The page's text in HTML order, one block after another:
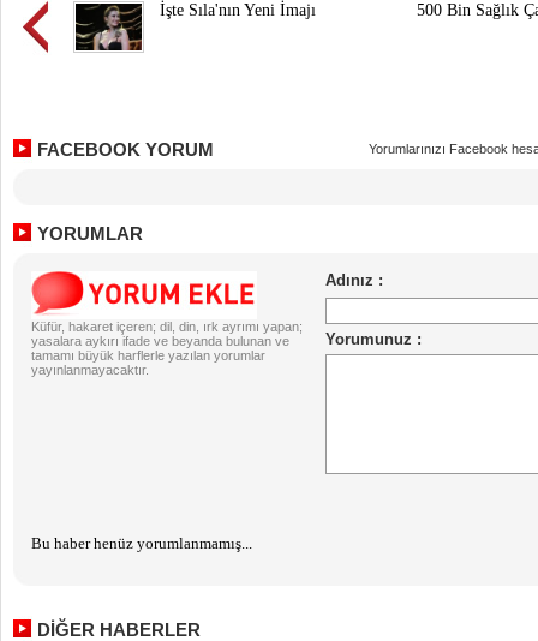
İşte Sıla'nın Yeni İmajı 500 Bin Sağlık
FACEBOOK YORUM Yorumlarınızı Facebook
YORUMLAR
Küfür, hakaret içeren; dil, din, ırk ayrımı yapan;
yasalara aykırı ifade ve beyanda bulunan ve
tamamı büyük harflerle yazılan yorumlar
yayınlanmayacaktır.
Bu haber henüz yorumlanmamış...
DİĞER HABERLER